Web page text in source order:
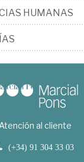
HUMANAS
Atención al cliente
(+34) 91 304 33 03